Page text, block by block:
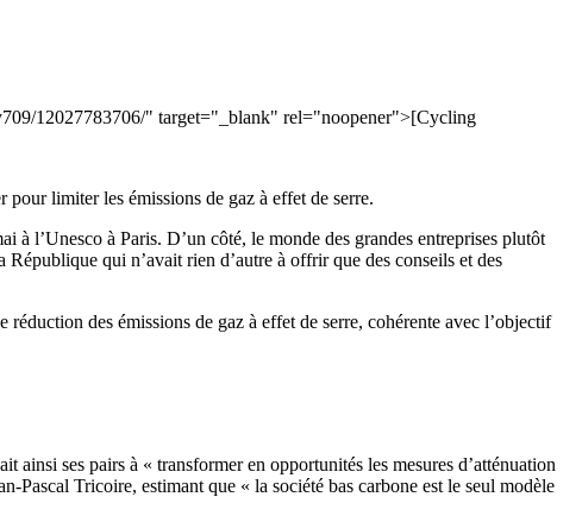
12027783706/" target="_blank" rel="noopener">[Cycling
pour limiter les émissions de gaz à effet de serre.
à l’Unesco à Paris. D’un côté, le monde des grandes entreprises plutôt
qui n’avait rien d’autre à offrir que des conseils et des
des émissions de gaz à effet de serre, cohérente avec l’objectif
ses pairs à « transformer en opportunités les mesures d’atténuation
Pascal Tricoire, estimant que « la société bas carbone est le seul modèle